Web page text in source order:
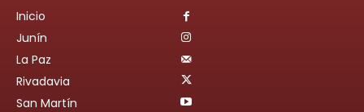
Inicio
Junín
La Paz
Rivadavia
San Martín